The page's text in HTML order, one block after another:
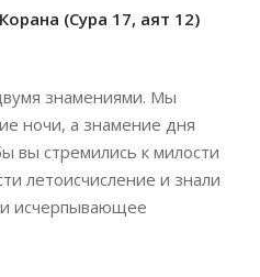
(Сура 17, аят 12)
знамениями. Мы
ночи, а знамение дня
вы стремились к милости
летоисчисление и знали
исчерпывающее